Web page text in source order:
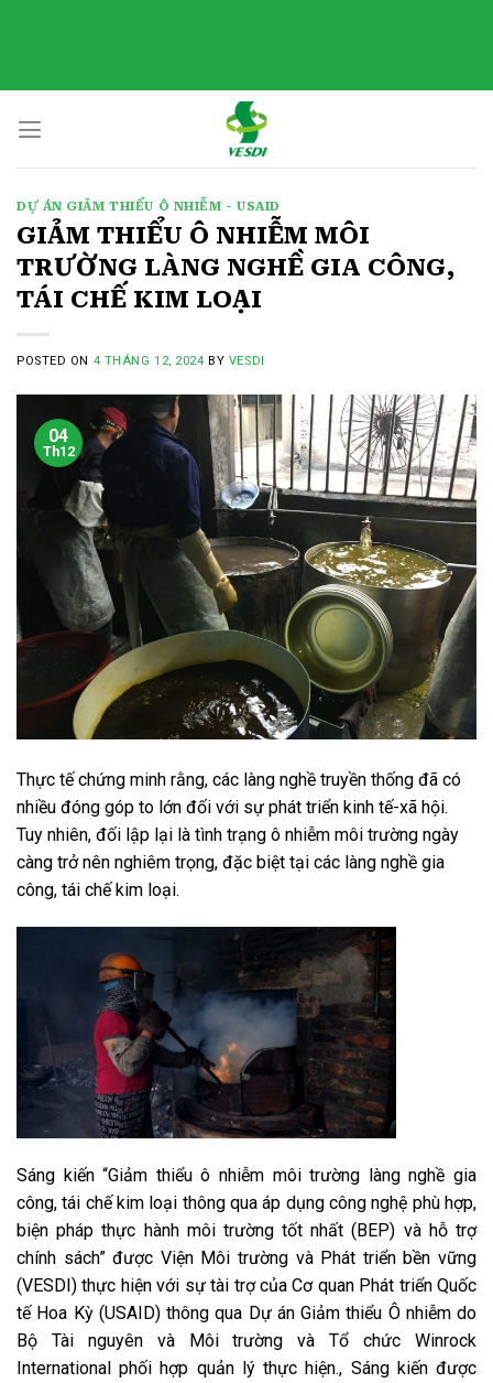
DỰ ÁN GIẢM THIỂU Ô NHIỄM - USAID
GIẢM THIỂU Ô NHIỄM MÔI
TRƯỜNG LÀNG NGHỀ GIA CÔNG,
TÁI CHẾ KIM LOẠI
POSTED ON 4 THÁNG 12, 2024 BY VESDI
04
Th12
Thực tế chứng minh rằng, các làng nghề truyền thống đã có
nhiều đóng góp to lớn đối với sự phát triển kinh tế-xã hội.
Tuy nhiên, đối lập lại là tình trạng ô nhiễm môi trường ngày
càng trở nên nghiêm trọng, đặc biệt tại các làng nghề gia
công, tái chế kim loại.
Sáng kiến “Giảm thiểu ô nhiễm môi trường làng nghề gia
công, tái chế kim loại thông qua áp dụng công nghệ phù hợp,
biện pháp thực hành môi trường tốt nhất (BEP) và hỗ trợ
chính sách” được Viện Môi trường và Phát triển bền vững
(VESDI) thực hiện với sự tài trợ của Cơ quan Phát triển Quốc
tế Hoa Kỳ (USAID) thông qua Dự án Giảm thiểu Ô nhiễm do
Bộ Tài nguyên và Môi trường và Tổ chức Winrock
International phối hợp quản lý thực hiện., Sáng kiến được